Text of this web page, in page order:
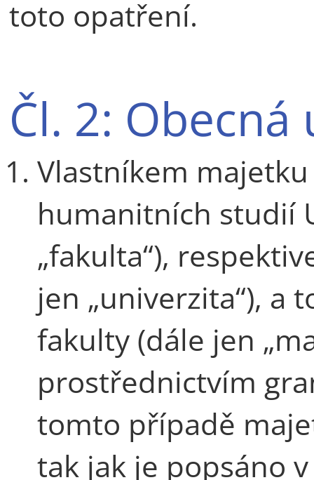
toto opatření.
Čl. 2:
Vlastníkem
humanitních studií
„fakulta“),
jen „univerzita“), a
fakulty (dále jen
prostřednictvím
tomto případě
tak jak je popsáno